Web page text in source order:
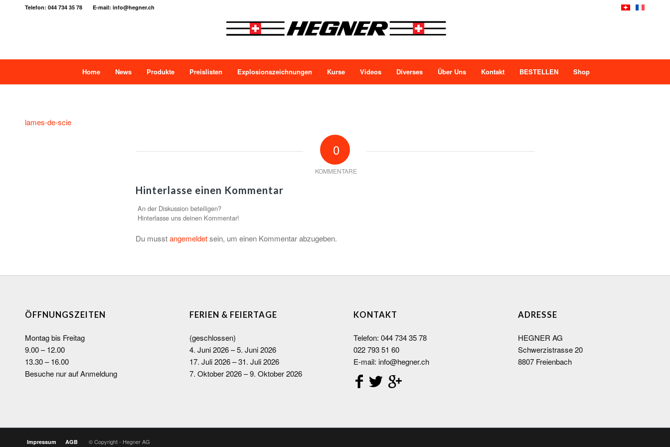
Telefon: 044 734 35 78 E-mail: info@hegner.ch
Home News Produkte Preislisten Explosionszeichnungen Kurse Videos Diverses Über Uns Kontakt BESTELLEN Shop
lames-de-scie
0
KOMMENTARE
Hinterlasse einen Kommentar
An der Diskussion beteiligen?
Hinterlasse uns deinen Kommentar!
Du musstangemeldetsein, um einen Kommentar abzugeben.
ÖFFNUNGSZEITEN
Montag bis Freitag
9.00 – 12.00
13.30 – 16.00
Besuche nur auf Anmeldung
FERIEN & FEIERTAGE
(geschlossen)
4. Juni 2026 – 5. Juni 2026
17. Juli 2026 – 31. Juli 2026
7. Oktober 2026 – 9. Oktober 2026
KONTAKT
Telefon:044 734 35 78
022 793 51 60
E-mail:info@hegner.ch
ADRESSE
HEGNER AG
Schwerzistrasse 20
8807 Freienbach
Impressum AGB © Copyright - Hegner AG